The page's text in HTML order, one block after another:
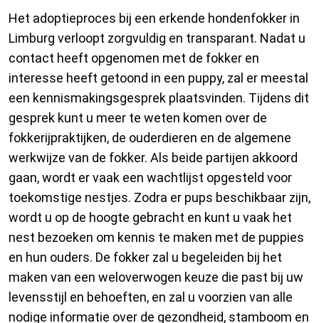
Het adoptieproces bij een erkende hondenfokker in
Limburg verloopt zorgvuldig en transparant. Nadat u
contact heeft opgenomen met de fokker en
interesse heeft getoond in een puppy, zal er meestal
een kennismakingsgesprek plaatsvinden. Tijdens dit
gesprek kunt u meer te weten komen over de
fokkerijpraktijken, de ouderdieren en de algemene
werkwijze van de fokker. Als beide partijen akkoord
gaan, wordt er vaak een wachtlijst opgesteld voor
toekomstige nestjes. Zodra er pups beschikbaar zijn,
wordt u op de hoogte gebracht en kunt u vaak het
nest bezoeken om kennis te maken met de puppies
en hun ouders. De fokker zal u begeleiden bij het
maken van een weloverwogen keuze die past bij uw
levensstijl en behoeften, en zal u voorzien van alle
nodige informatie over de gezondheid, stamboom en